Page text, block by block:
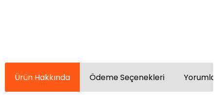
Ürün Hakkında Ödeme Seçenekleri